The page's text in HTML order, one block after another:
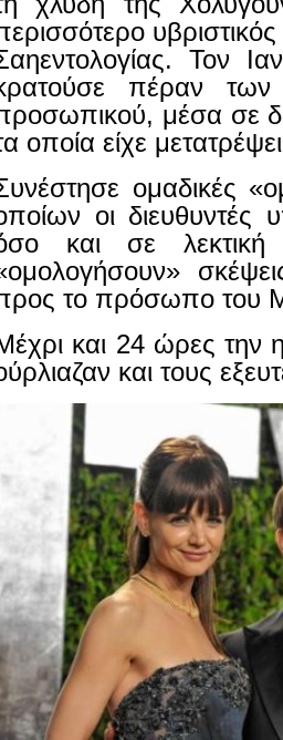
Τον
πέραν
μέσα σε
οποία είχε
ομαδικές
οι
και σε λεκτική
το πρόσωπο του
και 24 ώρες την
και τους